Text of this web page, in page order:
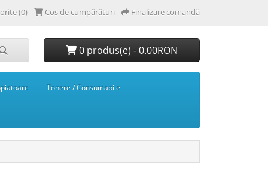
(0) Coș de cumpărături Finalizare comandă
0 produs(e) - 0.00RON
Tonere / Consumabile